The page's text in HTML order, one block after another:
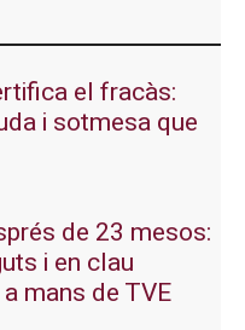
el fracàs:
i sotmesa que
de 23 mesos:
i en clau
mans de TVE